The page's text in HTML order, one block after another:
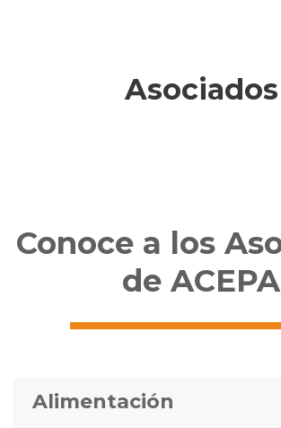
Asociados
Conoce a los
de ACEPA
Alimentación